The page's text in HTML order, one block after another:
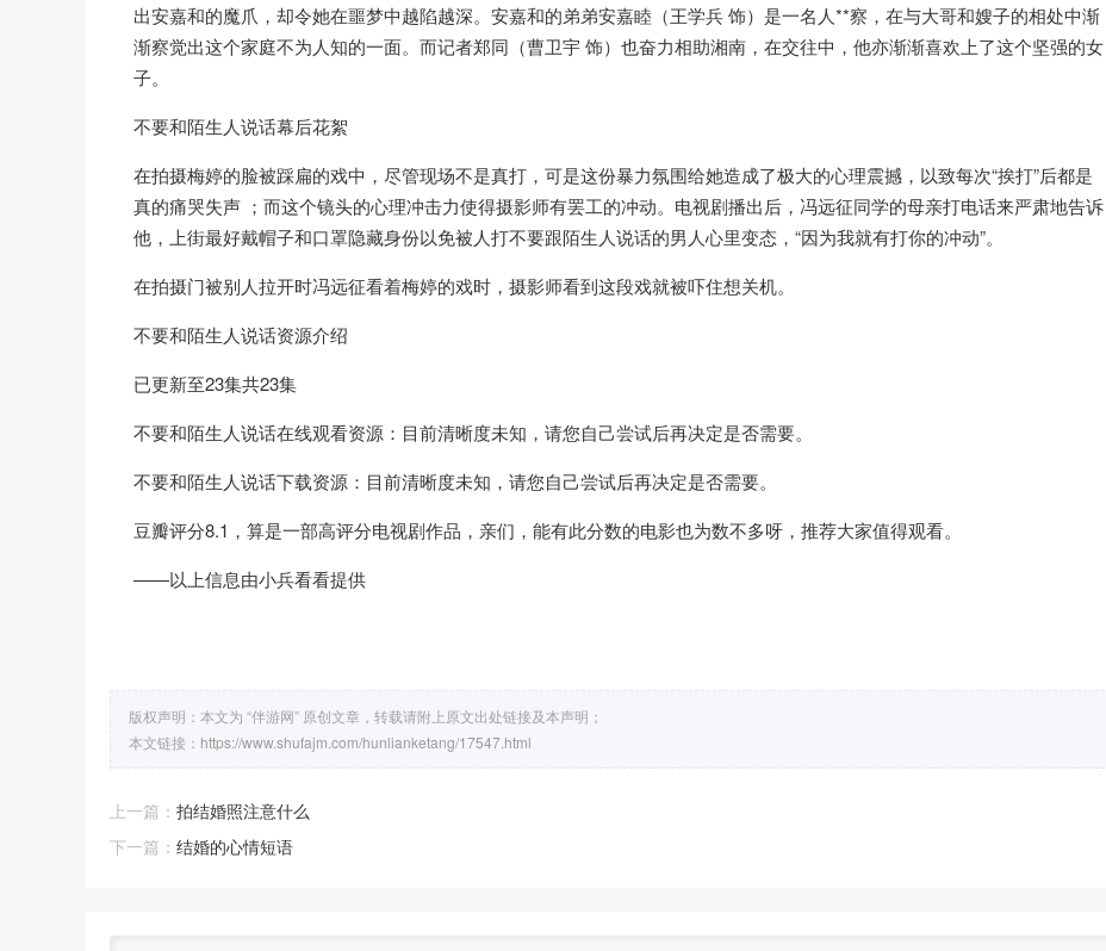
出安嘉和的魔爪，却令她在噩梦中越陷越深。安嘉和的弟弟安嘉睦（王学兵 饰）是一名人**察，在与大哥和嫂子的相处中渐
渐察觉出这个家庭不为人知的一面。而记者郑同（曹卫宇 饰）也奋力相助湘南，在交往中，他亦渐渐喜欢上了这个坚强的女
子。
不要和陌生人说话幕后花絮
在拍摄梅婷的脸被踩扁的戏中，尽管现场不是真打，可是这份暴力氛围给她造成了极大的心理震撼，以致每次“挨打”后都是
真的痛哭失声 ；而这个镜头的心理冲击力使得摄影师有罢工的冲动。电视剧播出后，冯远征同学的母亲打电话来严肃地告诉
他，上街最好戴帽子和口罩隐藏身份以免被人打不要跟陌生人说话的男人心里变态，“因为我就有打你的冲动”。
在拍摄门被别人拉开时冯远征看着梅婷的戏时，摄影师看到这段戏就被吓住想关机。
不要和陌生人说话资源介绍
已更新至23集共23集
不要和陌生人说话在线观看资源：目前清晰度未知，请您自己尝试后再决定是否需要。
不要和陌生人说话下载资源：目前清晰度未知，请您自己尝试后再决定是否需要。
豆瓣评分8.1，算是一部高评分电视剧作品，亲们，能有此分数的电影也为数不多呀，推荐大家值得观看。
——以上信息由小兵看看提供
版权声明：本文为 “伴游网” 原创文章，转载请附上原文出处链接及本声明；
本文链接： https://www.shufajm.com/hunlianketang/17547.html
上一篇： 拍结婚照注意什么
下一篇： 结婚的心情短语